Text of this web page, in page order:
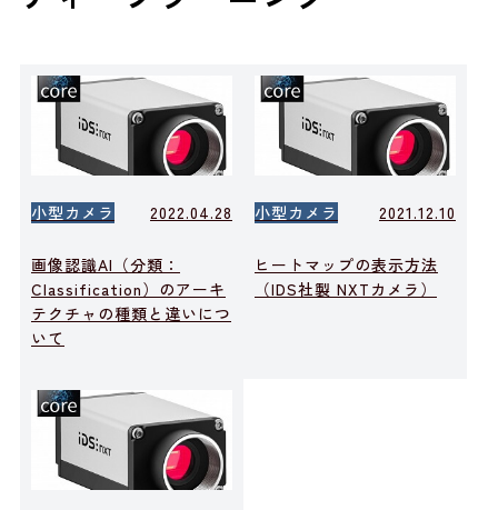
小型カメラ 2022.04.28
画像認識AI（分類：
Classification）のアーキ
テクチャの種類と違いにつ
いて
小型カメラ 2021.12.10
ヒートマップの表示方法
（IDS社製 NXTカメラ）